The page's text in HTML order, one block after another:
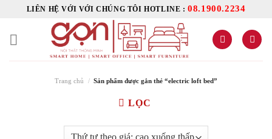
content
LIÊN HỆ VỚI VỚI CHÚNG TÔI HOTLINE :08.1900.2234
Trang chủ / Sản phẩm được gắn thẻ “electric loft bed”
LỌC